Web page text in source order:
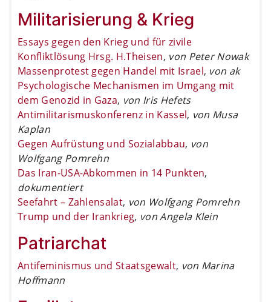
Militarisierung & Krieg
Essays gegen den Krieg und für zivile
Konfliktlösung Hrsg. H.Theisen, von Peter Nowak
Massenprotest gegen Handel mit Israel, von ak
Psychologische Mechanismen im Umgang mit
dem Genozid in Gaza, von Iris Hefets
Antimilitarismuskonferenz in Kassel, von Musa
Kaplan
Gegen Aufrüstung und Sozialabbau, von
Wolfgang Pomrehn
Das Iran-USA-Abkommen in 14 Punkten,
dokumentiert
Seefahrt – Zahlensalat, von Wolfgang Pomrehn
Trump und der Irankrieg, von Angela Klein
Patriarchat
Antifeminismus und Staatsgewalt, von Marina
Hoffmann